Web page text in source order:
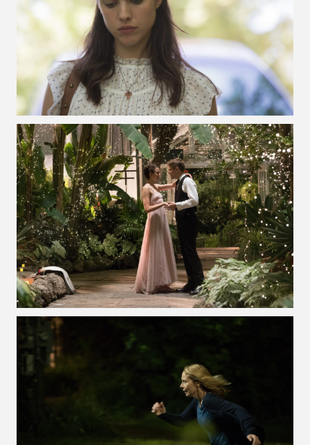
VOIR LA PHOTO EN GRAND FORMAT
VOIR LA PHOTO EN GRAND FORMAT
VOIR LA PHOTO EN GRAND FORMAT